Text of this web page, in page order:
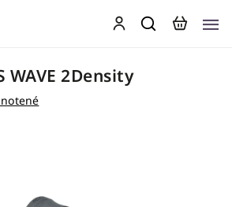
WAVE 2Density